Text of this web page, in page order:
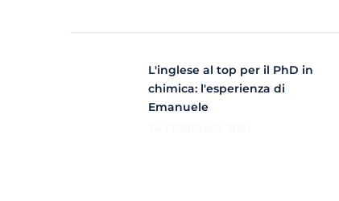
L'inglese al top per il PhD in
chimica: l'esperienza di
Emanuele